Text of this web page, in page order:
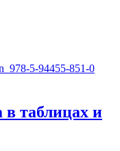
таблицах и